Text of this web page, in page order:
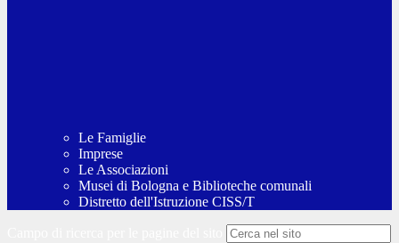
Le Famiglie
Imprese
Le Associazioni
Musei di Bologna e Biblioteche comunali
Distretto dell'Istruzione CISS/T